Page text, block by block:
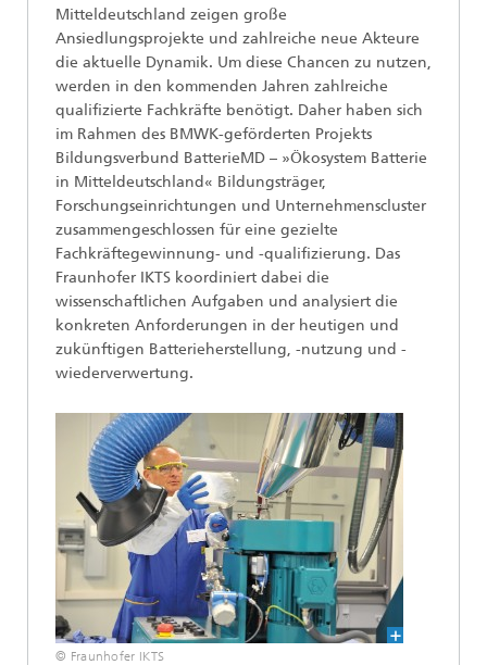
Mitteldeutschland zeigen große
Ansiedlungsprojekte und zahlreiche neue Akteure
die aktuelle Dynamik. Um diese Chancen zu nutzen,
werden in den kommenden Jahren zahlreiche
qualifizierte Fachkräfte benötigt. Daher haben sich
im Rahmen des BMWK-geförderten Projekts
Bildungsverbund BatterieMD – »Ökosystem Batterie
in Mitteldeutschland« Bildungsträger,
Forschungseinrichtungen und Unternehmenscluster
zusammengeschlossen für eine gezielte
Fachkräftegewinnung- und -qualifizierung. Das
Fraunhofer IKTS koordiniert dabei die
wissenschaftlichen Aufgaben und analysiert die
konkreten Anforderungen in der heutigen und
zukünftigen Batterieherstellung, -nutzung und -
wiederverwertung.
© Fraunhofer IKTS